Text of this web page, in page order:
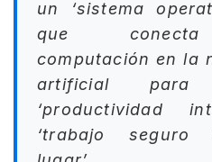
un ‘sistema
que conecta
computación en la
artificial
‘productividad
‘trabajo seguro